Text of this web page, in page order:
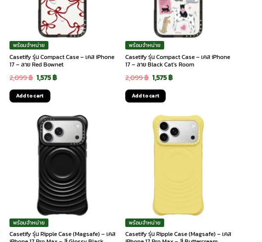
พร้อมจำหน่าย
Casetify รุ่น Compact Case – เคส iPhone
17 – ลาย Red Bownet
2,099฿ Original
price
was:
2,099 ฿.
1,575฿Current
1,575 ฿.
Add to cart
พร้อมจำหน่าย
Casetify รุ่น Compact Case – เคส iPhone
17 – ลาย Black Cat’s Room
2,099฿ Original
price
was:
2,099 ฿.
1,575฿Current
1,575 ฿.
Add to cart
พร้อมจำหน่าย
Casetify รุ่น Ripple Case (Magsafe) – เคส
พร้อมจำหน่าย
Casetify รุ่น Ripple Case (Magsafe) – เคส